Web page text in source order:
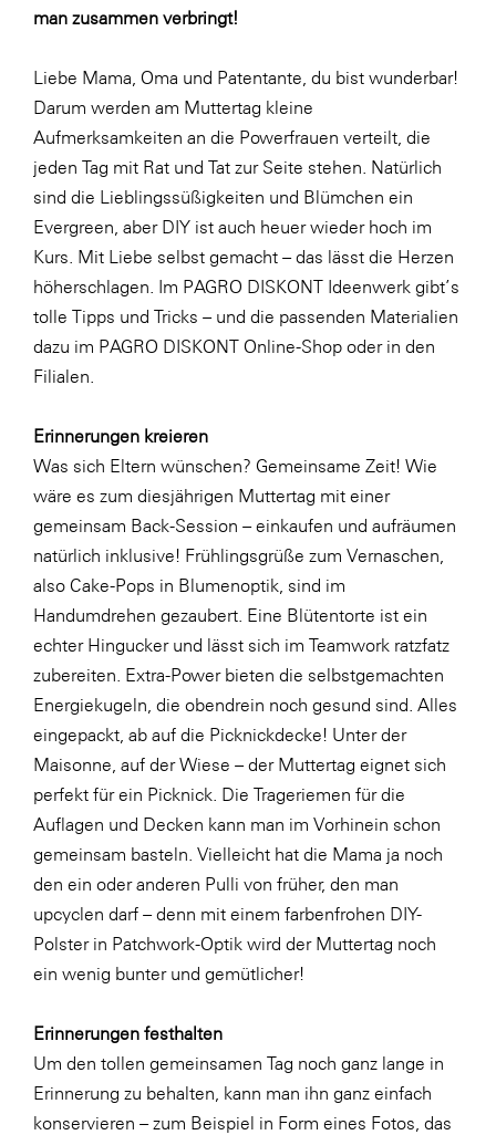
Gardena
GBV - Verband gemeinnütziger
Bauvereinigungen
Getzner Werkstoffe
Heimat Österreich
ikp
Johnson & Johnson
JELD-WEN DANA
kosaplaner
Libro
Lidl Österreich
Die Menü-Manufaktur
MTH Retail Group
OMV
OptimaMed
PAGRO
PHH Rechtsanwält:innen
Primark
Salesforce
sebamed
SeneCura
SERVICE&MORE
SKINUANCE®
Sony DADC
SPIEGLTEC
STIHL Tirol
man zusammen verbringt!
Liebe Mama, Oma und Patentante, du bist wunderbar!
Darum werden am Muttertag kleine
Aufmerksamkeiten an die Powerfrauen verteilt, die
jeden Tag mit Rat und Tat zur Seite stehen. Natürlich
sind die Lieblingssüßigkeiten und Blümchen ein
Evergreen, aber DIY ist auch heuer wieder hoch im
Kurs. Mit Liebe selbst gemacht – das lässt die Herzen
höherschlagen. Im PAGRO DISKONT Ideenwerk gibt’s
tolle Tipps und Tricks – und die passenden Materialien
dazu im PAGRO DISKONT Online-Shop oder in den
Filialen.
Erinnerungen kreieren
Was sich Eltern wünschen? Gemeinsame Zeit! Wie
wäre es zum diesjährigen Muttertag mit einer
gemeinsam Back-Session – einkaufen und aufräumen
natürlich inklusive! Frühlingsgrüße zum Vernaschen,
also Cake-Pops in Blumenoptik , sind im
Handumdrehen gezaubert. Eine Blütentorte ist ein
echter Hingucker und lässt sich im Teamwork ratzfatz
zubereiten. Extra-Power bieten die selbstgemachten
Energiekugeln , die obendrein noch gesund sind. Alles
eingepackt, ab auf die Picknickdecke! Unter der
Maisonne, auf der Wiese – der Muttertag eignet sich
perfekt für ein Picknick. Die Trageriemen für die
Auflagen und Decken kann man im Vorhinein schon
gemeinsam basteln. Vielleicht hat die Mama ja noch
den ein oder anderen Pulli von früher, den man
upcyclen darf – denn mit einem farbenfrohen DIY-
Polsterin Patchwork-Optik wird der Muttertag noch
ein wenig bunter und gemütlicher!
Erinnerungen festhalten
Um den tollen gemeinsamen Tag noch ganz lange in
Erinnerung zu behalten, kann man ihn ganz einfach
konservieren – zum Beispiel in Form eines Fotos, das